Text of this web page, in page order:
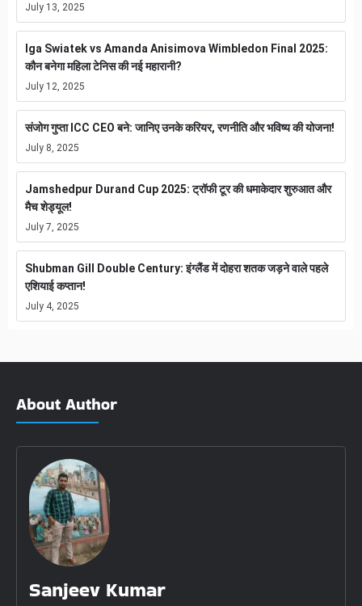
July 13, 2025
Iga Swiatek vs Amanda Anisimova Wimbledon Final 2025:
कौन बनेगा महिला टेनिस की नई महारानी?
July 12, 2025
संजोग गुप्ता ICC CEO बने: जानिए उनके करियर, रणनीति और भविष्य की योजना!
July 8, 2025
Jamshedpur Durand Cup 2025: ट्रॉफी टूर की धमाकेदार शुरुआत और
मैच शेड्यूल!
July 7, 2025
Shubman Gill Double Century: इंग्लैंड में दोहरा शतक जड़ने वाले पहले
एशियाई कप्तान!
July 4, 2025
About Author
Sanjeev Kumar